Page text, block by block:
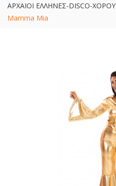
ΑΡΧΑΙΟΙ ΕΛΛΗΝΕΣ-DISCO-ΧΟΡΟΥ
Mamma Mia